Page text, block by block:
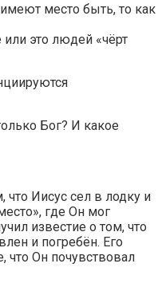
имеют место быть, то как
это людей «чёрт
Бог? И какое
Иисус сел в лодку и
где Он мог
известие о том, что
и погребён. Его
что Он почувствовал